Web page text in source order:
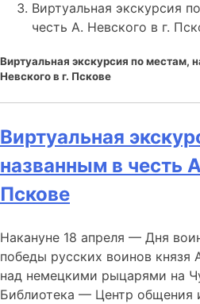
Виртуальная экскурсия
честь А. Невского в г.
Виртуальная экскурсия по местам,
Невского в г. Пскове
Виртуальная
названным в честь
Пскове
Накануне 18 апреля — Дня
победы русских воинов князя
над немецкими рыцарями на
Библиотека — Центр